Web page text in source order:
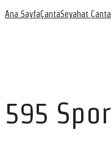
Ana SayfaÇantaSeyahat
595